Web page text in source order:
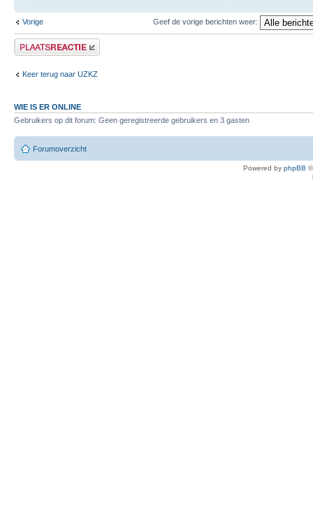
Vorige Geef de vorige berichten weer:
Plaats een reactie
Keer terug naar UZKZ
WIE IS ER ONLINE
Gebruikers op dit forum: Geen geregistreerde gebruikers en 3 gasten
Forumoverzicht
Powered by phpBB